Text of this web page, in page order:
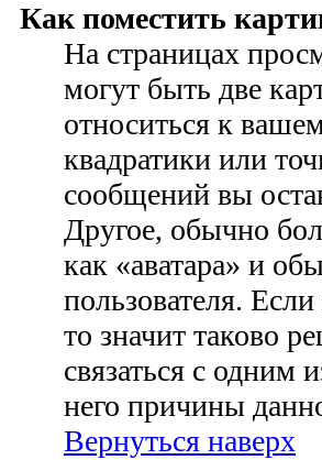
Как поместить
На страницах
могут быть две
относиться к
квадратики или
сообщений вы
Другое, обычно
как «аватара» и
пользователя.
то значит таково
связаться с одним
него причины
Вернуться наверх